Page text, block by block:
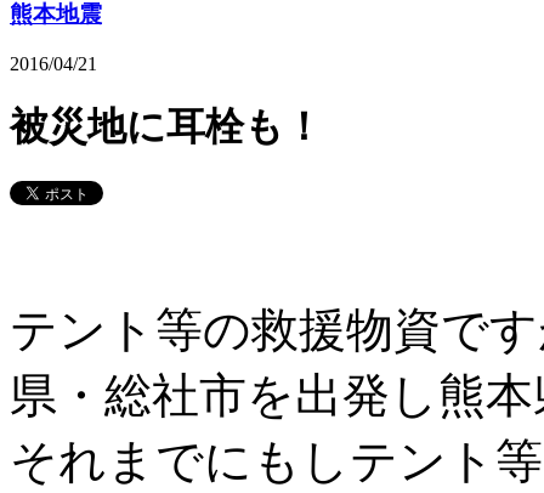
熊本地震
2016/04/21
被災地に耳栓も！
テント等の救援物資で
県・総社市を出発し熊
それまでにもしテント